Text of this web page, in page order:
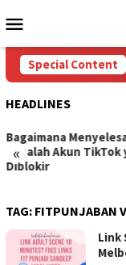
to
Menu
Special Content
Cara Mengatasi
HEADLINES
«
Bagaimana
Masalah Akun TikTok
Diblokir
TAG: FITPUNJABAN
Link